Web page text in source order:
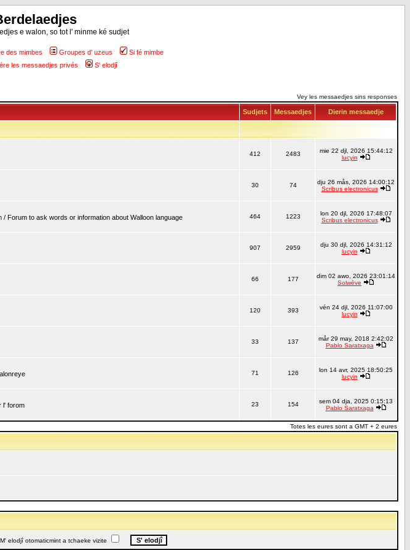
e walon, so tot l' minme ké sudjet
des mimbes Groupes d' uzeus
Si fé mimbe
les messaedjes privés S' elodjî
Vey les messaedjes sins responses
Sudjets Messaedjes Dierin messaedje
412 2483
mie 22 djl, 2026 15:44:12
lucyin
30 74
dju 26 mås, 2026 14:00:12
Scribus electronicus
Forum to ask words or information about Walloon language 464 1223
lon 20 djl, 2026 17:48:07
Scribus electronicus
907 2959
dju 30 djl, 2026 14:31:12
lucyin
66 177
dim 02 awo, 2026 23:01:14
Solwève
120 393
vén 24 djl, 2026 11:07:00
lucyin
33 137
mår 29 may, 2018 2:42:02
Pablo Saratxaga
71 126
lon 14 avr, 2025 18:50:25
lucyin
l' forom 23 154
sem 04 dja, 2025 0:15:13
Pablo Saratxaga
Totes les eures sont a GMT + 2 eures
elodjî otomaticmint a tchaeke vizite